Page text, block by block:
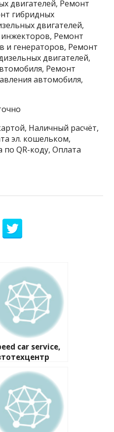
двигателей, Ремонт
гибридных
двигателей,
Ремонт
и генераторов, Ремонт
двигателей,
Ремонт
автомобиля,
Наличный расчёт,
эл. кошельком,
QR-коду, Оплата
car service,